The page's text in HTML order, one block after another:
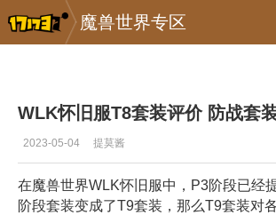
魔兽世界专区
专区_《魔兽世界》 >
WLK怀旧服T8套装评价 防战套
2023-05-04 提莫酱
在魔兽世界WLK怀旧服中，P3阶段已经
阶段套装变成了T9套装，那么T9套装对